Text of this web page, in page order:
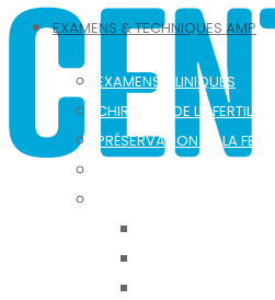
EXAMENS & TECHNIQUES AMP
EXAMENS CLINIQUES
CHIRURGIE DE LA FERTILITÉ
PRÉSERVATION DE LA
ANALYSES ET
AVANT UNE
PENDANT
PRÉSERVATION